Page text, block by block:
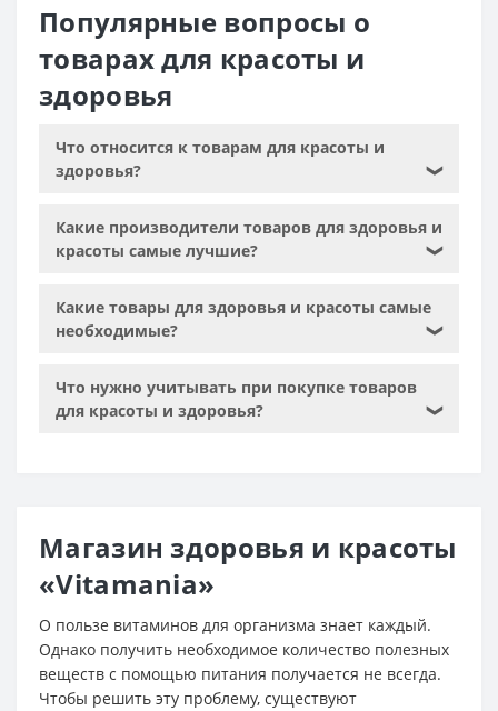
Популярные вопросы о
товарах для красоты и
здоровья
Что относится к товарам для красоты и
здоровья?
❯
Какие производители товаров для здоровья и
красоты самые лучшие?
❯
Какие товары для здоровья и красоты самые
необходимые?
❯
Что нужно учитывать при покупке товаров
для красоты и здоровья?
❯
Магазин здоровья и красоты
«Vitamania»
О пользе витаминов для организма знает каждый.
Однако получить необходимое количество полезных
веществ с помощью питания получается не всегда.
Чтобы решить эту проблему, существуют